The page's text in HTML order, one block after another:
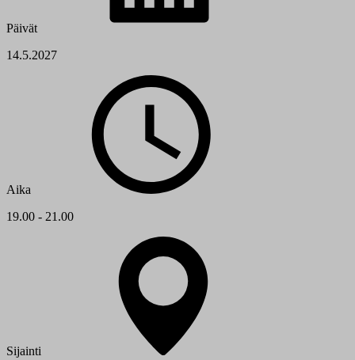
Päivät
14.5.2027
Aika
19.00 - 21.00
Sijainti